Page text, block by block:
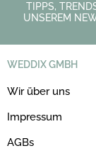
TIPPS,
UNSEREM
WEDDIX GMBH
Wir über uns
Impressum
AGBs